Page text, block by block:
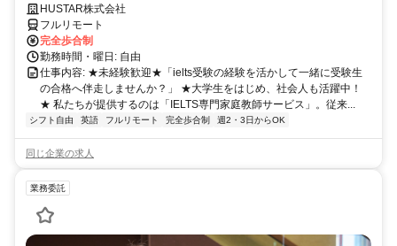
HUSTAR株式会社
フルリモート
完全歩合制
勤務時間・曜日: 自由
仕事内容: ★未経験歓迎★「ielts受験の経験を活かして一緒に受験生
の合格へ伴走しませんか？」 ★大学生をはじめ、社会人も活躍中！
★ 私たちが提供するのは「IELTS専門家庭教師サービス」。従来...
シフト自由 英語 フルリモート 完全歩合制 週2・3日からOK
同じ企業の求人
業務委託